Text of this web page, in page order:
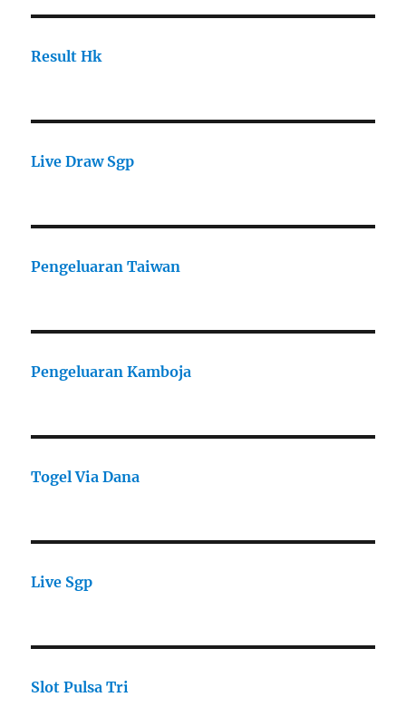
Result Hk
Live Draw Sgp
Pengeluaran Taiwan
Pengeluaran Kamboja
Togel Via Dana
Live Sgp
Slot Pulsa Tri